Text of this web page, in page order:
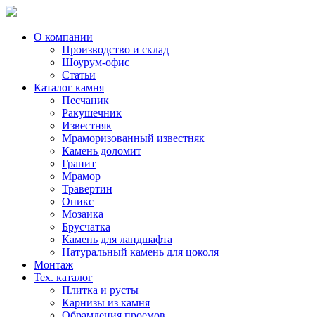
Skip
contentО компании
Производство и склад
Шоурум-офис
Статьи
Каталог камня
Песчаник
Ракушечник
Известняк
Мраморизованный известняк
Камень доломит
Гранит
Мрамор
Травертин
Оникс
Мозаика
Брусчатка
Камень для ландшафта
Натуральный камень для цоколя
Монтаж
Тех. каталог
Плитка и русты
Карнизы из камня